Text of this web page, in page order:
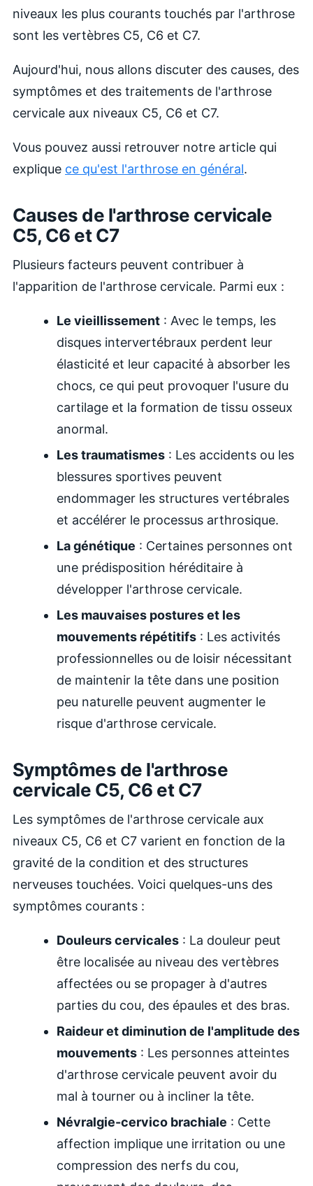
niveaux les plus courants touchés par l'arthrose
sont les vertèbres C5, C6 et C7.
Aujourd'hui, nous allons discuter des causes, des
symptômes et des traitements de l'arthrose
cervicale aux niveaux C5, C6 et C7.
Vous pouvez aussi retrouver notre article qui
explique ce qu'est l'arthrose en général.
Causes de l'arthrose cervicale
C5, C6 et C7
Plusieurs facteurs peuvent contribuer à
l'apparition de l'arthrose cervicale. Parmi eux :
Le vieillissement : Avec le temps, les
disques intervertébraux perdent leur
élasticité et leur capacité à absorber les
chocs, ce qui peut provoquer l'usure du
cartilage et la formation de tissu osseux
anormal.
Les traumatismes : Les accidents ou les
blessures sportives peuvent
endommager les structures vertébrales
et accélérer le processus arthrosique.
La génétique : Certaines personnes ont
une prédisposition héréditaire à
développer l'arthrose cervicale.
Les mauvaises postures et les
mouvements répétitifs : Les activités
professionnelles ou de loisir nécessitant
de maintenir la tête dans une position
peu naturelle peuvent augmenter le
risque d'arthrose cervicale.
Symptômes de l'arthrose
cervicale C5, C6 et C7
Les symptômes de l'arthrose cervicale aux
niveaux C5, C6 et C7 varient en fonction de la
gravité de la condition et des structures
nerveuses touchées. Voici quelques-uns des
symptômes courants :
Douleurs cervicales : La douleur peut
être localisée au niveau des vertèbres
affectées ou se propager à d'autres
parties du cou, des épaules et des bras.
Raideur et diminution de l'amplitude des
mouvements : Les personnes atteintes
d'arthrose cervicale peuvent avoir du
mal à tourner ou à incliner la tête.
Névralgie-cervico brachiale : Cette
affection implique une irritation ou une
compression des nerfs du cou,